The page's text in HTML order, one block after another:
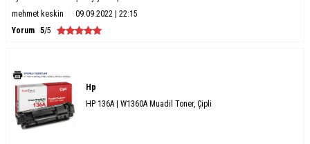
mehmet keskin
09.09.2022 | 22:15
Yorum 5/5
Hp
HP 136A | W1360A Muadil Toner, Çipli